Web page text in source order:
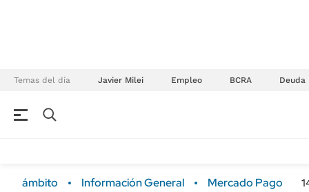
Temas del día Javier Milei Empleo BCRA Deuda
ámbito Información General Mercado Pago